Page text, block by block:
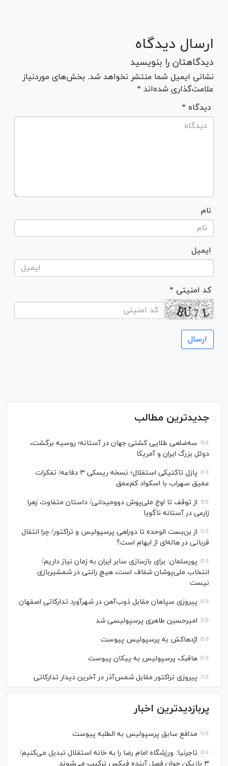
ارسال دیدگاه
دیدگاهتان را بنویسید
نشانی ایمیل شما منتشر نخواهد شد. بخش‌های موردنیاز
علامت‌گذاری شده‌اند *
* دیدگاه
نام
ایمیل
* کد امنیتی
جدیدترین مطالب
سه‌ضلعی طلایی کشتی جهان در آستانه؛ روسیه برگشت،
دوئل بزرگ ایران و آمریکا
پازل تاکتیکی استقلال؛ نسخه ریسکی ۳ دفاعه/ تفکرات
عمیق سهراب با اسکواد کم‌عمق
از توقف تا اوجِ ملی‌پوش دوومیدانی/ داستان متفاوت زهرا
زارعی در آستانه ناگویا
از بن‌بست الوحده تا دوراهی پرسپولیس و تراکتور/ چرا انتقال
قربانی در هاله‌ای از ابهام است؟
پورسلمان: برای بازسازی سابر ایران به زمان نیاز داریم/
انتخاب ملی‌پوشان شفاف است، هیچ رانتی در شمشیربازی
نیست
پیروزی سپاهان مقابل ذوب‌آهن در شهرآورد تدارکاتی اصفهان
امیرحسین طاهری پرسپولیسی شد
اژدهاکش به پرسپولیس پیوست
هافبک پرسپولیس به پیکان پیوست
پیروزی تراکتور مقابل شمس‌آذر در آخرین دیدار تدارکاتی
پربازدیدترین اخبار
مدافع سابق پرسپولیس به الطلبه پیوست
تاجرنیا: ورزشگاه امام رضا را به خانه استقلال تبدیل می‌کنیم/
۳ بازیکن جوان فصل آینده فیکس ترکیب می‌شوند